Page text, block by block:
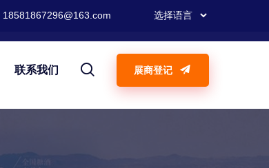
18581867296@163.com
联系我们 展商登记